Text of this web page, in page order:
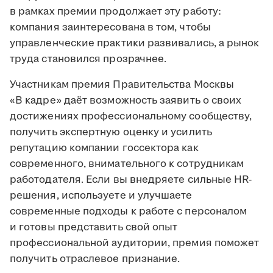
в рамках премии продолжает эту работу:
компания заинтересована в том, чтобы
управленческие практики развивались, а рынок
труда становился прозрачнее.
Участникам премия Правительства Москвы
«В кадре» даёт возможность заявить о своих
достижениях профессиональному сообществу,
получить экспертную оценку и усилить
репутацию компании госсектора как
современного, внимательного к сотрудникам
работодателя. Если вы внедряете сильные HR-
решения, используете и улучшаете
современные подходы к работе с персоналом
и готовы представить свой опыт
профессиональной аудитории, премия поможет
получить отраслевое признание.